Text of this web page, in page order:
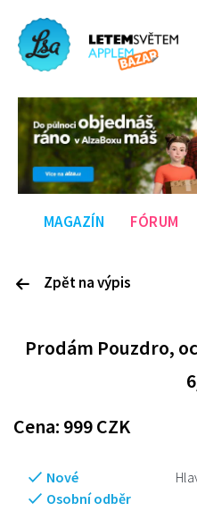
MAGAZÍN FÓRUM
Zpět na výpis
Prodám Pouzdro,
Cena: 999CZK
Nové
Osobní odběr